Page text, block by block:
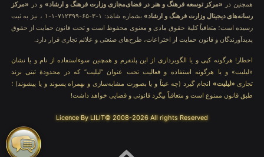
همچنین در «مرکز توسعه فرهنگ و هنر در فضای‌مجازی وزارت فرهنگ و ارشاد» و در «مرکز
رسانه‌های دیجیتال وزارت فرهنگ و ارشاد»
بشماره شامَد: ۱-۳-۶۵-۷۱۲۳۹۹-۱-۱ ، نیز به ثبت
رسیده است؛ متعاقباً کلیهٔ حقوق مادی و معنوی محفوظ است و تحت قانون حمایت از حقوق
پدیدآورندگان و قانون حمایت از اختراعات، طرح‌های صنعتی و علائم تجاری قرار دارد.
اخطار! هرگونه کپی و یا الگوبرداری از این پلتفرم و همچنین سوءاستفاده از نام و یا نشان
«لیلیت» و یا هرگونه استفاده و فعالیت تحت عنوان “لیلیت” که در محدودهٔ ثبتی برند
تجاری «لیلیت» انجام گیرد (چه عیناً و یا بصورت مشابه‌سازی و بهمراه پسوند و یا پیشوند) ؛
طبق قانون ممنوع است و متعاقباً پیگرد قانونی و قضایی خواهد داشت!
Licence By LILIT© 2008-2026 All rights Reserved